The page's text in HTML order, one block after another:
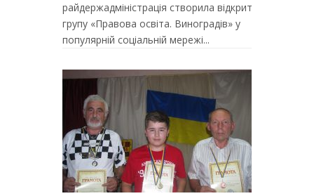
райдержадміністрація створила відкриту
групу «Правова освіта. Виноградів» у
популярній соціальній мережі...